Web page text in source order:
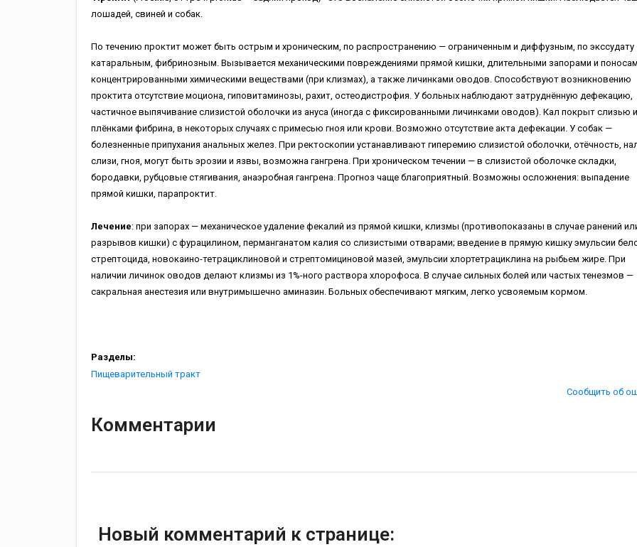
лошадей, свиней и собак.
По течению проктит может быть острым и хроническим, по распространению — ограниченным и диффузным, по экссудату
катаральным, фибринозным. Вызывается механическими повреждениями прямой кишки, длительными запорами и
концентрированными химическими веществами (при клизмах), а также личинками оводов. Способствуют возникновению
проктита отсутствие моциона, гиповитаминозы, рахит, остеодистрофия. У больных наблюдают затруднённую дефекацию,
частичное выпячивание слизистой оболочки из ануса (иногда с фиксированными личинками оводов). Кал покрыт слизью
плёнками фибрина, в некоторых случаях с примесью гноя или крови. Возможно отсутствие акта дефекации. У собак —
болезненные припухания анальных желез. При ректоскопии устанавливают гиперемию слизистой оболочки, отёчность,
слизи, гноя, могут быть эрозии и язвы, возможна гангрена. При хроническом течении — в слизистой оболочке складки,
бородавки, рубцовые стягивания, анаэробная гангрена. Прогноз чаще благоприятный. Возможны осложнения: выпадение
прямой кишки, парапроктит.
Лечение: при запорах — механическое удаление фекалий из прямой кишки, клизмы (противопоказаны в случае ранений
разрывов кишки) с фурацилином, перманганатом калия со слизистыми отварами; введение в прямую кишку эмульсии
стрептоцида, новокаино-тетрациклиновой и стрептомициновой мазей, эмульсии хлортетрациклина на рыбьем жире. При
наличии личинок оводов делают клизмы из 1%-ного раствора хлорофоса. В случае сильных болей или частых тенезмов —
сакральная анестезия или внутримышечно аминазин. Больных обеспечивают мягким, легко усвояемым кормом.
Разделы:
Пищеварительный тракт
Сообщить об
Комментарии
Новый комментарий к странице: